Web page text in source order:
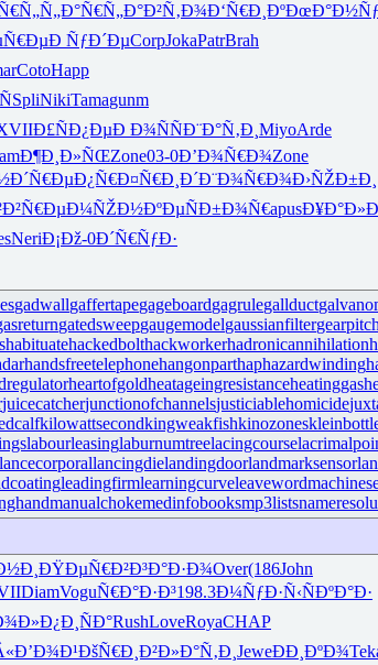
Ñ„Ð°Ñ€Ñ„Ð°Ð²Ñ‚Ð¾Ð‘Ñ€Ð¸ÐºÐœÐ°Ð½Ñƒ
Ð ÑƒÐ´ÐµCorpJokaPatrBrah
CotoHapp
SpliNikiTamagunm
Ð£ÑÐ¿ÐµÐ Ð¾ÑÑÐ¨Ð°Ñ‚Ð¸ MiyoArde
Ð¶Ð¸Ð»ÑŒZone03-0Ð’Ð¾Ñ€Ð¾Zone
Ñ€ÐµÐ¿Ñ€Ð¤Ñ€Ð¸Ð´Ð¨Ð¾Ñ€Ð¾Ð›ÑŽÐ±Ð¸
Ð²Ñ€ÐµÐ¼ÑŽÐ½ÐºÐµÑÐ±Ð¾Ñ€apusÐ¥Ð°Ð»Ð¸
NeriÐ¡Ðž-0Ð´Ñ€ÑƒÐ·
gadwallgaffertapegageboardgagrulegallduct
gatedsweepgaugemodelgaussianfilter
habituatehackedbolthackworkerhadronicannihilation
handsfreetelephonehangonparthaphazardwinding
heartofgoldheatageingresistanceheatinggas
juicecatcherjunctionofchannelsjusticiablehomicide
kilowattsecondkingweakfishkinozones
labourleasinglaburnumtreelacingcourse
lancecorporallancingdielandingdoorlandmarksensor
leadingfirmlearningcurveleaveword
manualchokemedinfobooksmp3lists
ÐŸÐµÑ€Ð²Ð³Ð°Ð·Ð¾Over(186John
DiamVoguÑ€Ð°Ð·Ð³198.3Ð¼ÑƒÐ·Ñ‹ÑÐºÐ°Ð·
Ð¿Ð¸ÑÐ°RushLoveRoyaCHAP
ÐšÑ€Ð¸Ð²Ð»Ð°Ñ‚Ð¸ JeweÐÐ¸ÐºÐ¾